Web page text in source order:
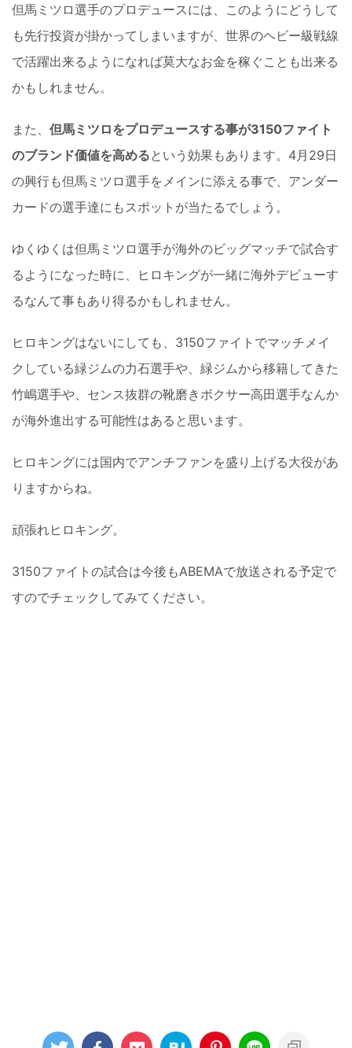
但馬ミツロ選手のプロデュースには、このようにどうして
も先行投資が掛かってしまいますが、世界のヘビー級戦線
で活躍出来るようになれば莫大なお金を稼ぐことも出来る
かもしれません。
また、 但馬ミツロをプロデュースする事が3150ファイト
のブランド価値を高めるという効果もあります。4月29日
の興行も但馬ミツロ選手をメインに添える事で、アンダー
カードの選手達にもスポットが当たるでしょう。
ゆくゆくは但馬ミツロ選手が海外のビッグマッチで試合す
るようになった時に、ヒロキングが一緒に海外デビューす
るなんて事もあり得るかもしれません。
ヒロキングはないにしても、3150ファイトでマッチメイ
クしている緑ジムの力石選手や、緑ジムから移籍してきた
竹嶋選手や、センス抜群の靴磨きボクサー高田選手なんか
が海外進出する可能性はあると思います。
ヒロキングには国内でアンチファンを盛り上げる大役があ
りますからね。
頑張れヒロキング。
3150ファイトの試合は今後もABEMAで放送される予定で
すのでチェックしてみてください。